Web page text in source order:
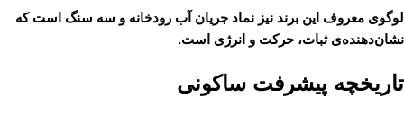
لوگوی معروف این برند نیز نماد جریان آب رودخانه و سه سنگ است که
نشان‌دهنده‌ی ثبات، حرکت و انرژی است.
تاریخچه پیشرفت ساکونی